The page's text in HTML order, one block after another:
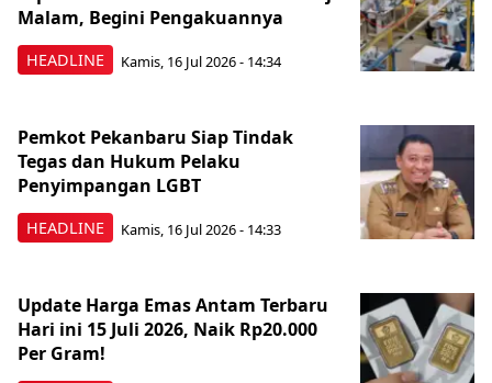
HEADLINE
Malam, Begini Pengakuannya
Kamis, 16 Jul 2026 - 14:34
HEADLINE
Pemkot Pekanbaru Siap Tindak
Tegas dan Hukum Pelaku
Penyimpangan LGBT
Kamis, 16 Jul 2026 - 14:33
Update Harga Emas Antam Terbaru
Hari ini 15 Juli 2026, Naik Rp20.000
Per Gram!